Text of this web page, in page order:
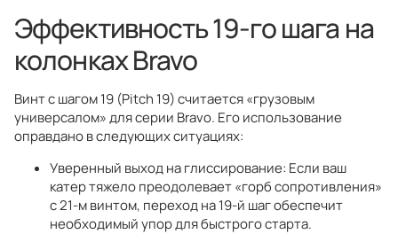
Эффективность 19-го шага на
колонках Bravo
Винт с шагом 19 (Pitch 19) считается «грузовым
универсалом» для серии Bravo. Его использование
оправдано в следующих ситуациях:
Уверенный выход на глиссирование: Если ваш
катер тяжело преодолевает «горб сопротивления»
с 21-м винтом, переход на 19-й шаг обеспечит
необходимый упор для быстрого старта.